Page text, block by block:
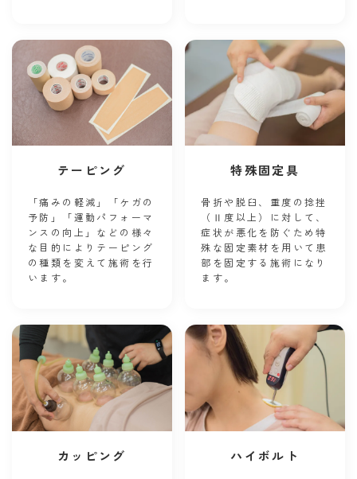
テーピング
「痛みの軽減」「ケガの
予防」「運動パフォーマ
ンスの向上」などの様々
な目的によりテーピング
の種類を変えて施術を行
います。
特殊固定具
骨折や脱臼、重度の捻挫
（Ⅱ度以上）に対して、
症状が悪化を防ぐため特
殊な固定素材を用いて患
部を固定する施術になり
ます。
カッピング ハイボルト